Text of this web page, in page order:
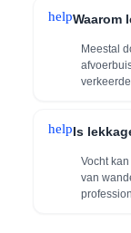
helpWaarom
Meestal
helpIs
Vocht
van